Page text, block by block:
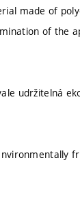
made of
of the
udržitelná